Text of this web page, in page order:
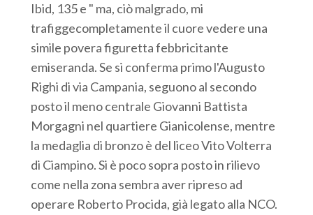
Ibid, 135 e " ma, ciò malgrado, mi
trafiggecompletamente il cuore vedere una
simile povera figuretta febbricitante
emiseranda. Se si conferma primo l'Augusto
Righi di via Campania, seguono al secondo
posto il meno centrale Giovanni Battista
Morgagni nel quartiere Gianicolense, mentre
la medaglia di bronzo è del liceo Vito Volterra
di Ciampino. Si è poco sopra posto in rilievo
come nella zona sembra aver ripreso ad
operare Roberto Procida, già legato alla NCO.